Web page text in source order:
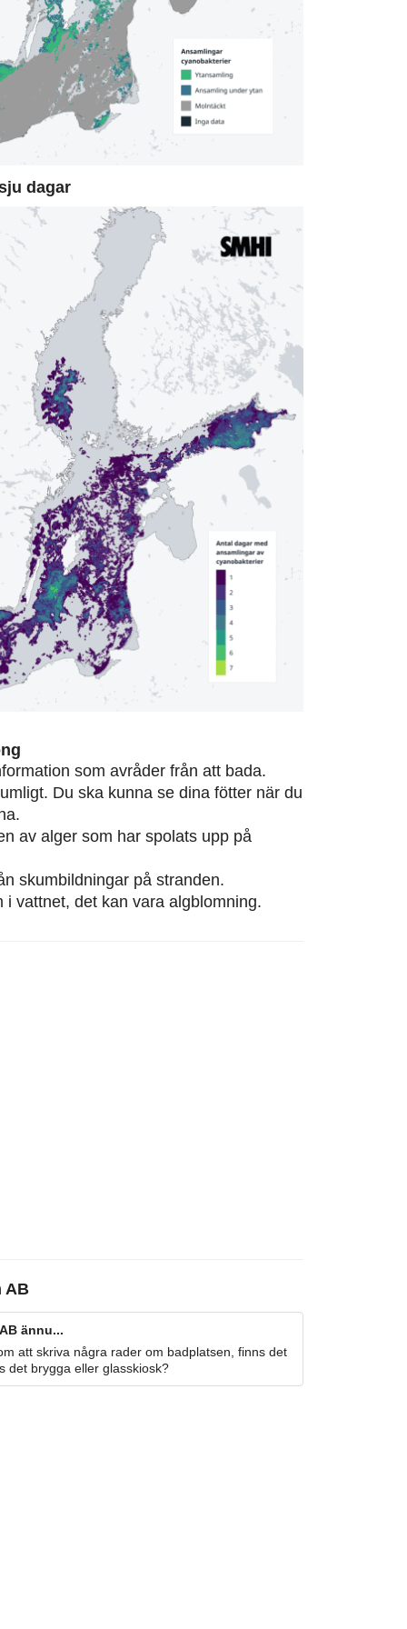
dagar
som avråder från att bada.
Du ska kunna se dina fötter när du
av alger som har spolats upp på
skumbildningar på stranden.
i vattnet, det kan vara algblomning.
AB
ännu...
att skriva några rader om badplatsen, finns det
det brygga eller glasskiosk?